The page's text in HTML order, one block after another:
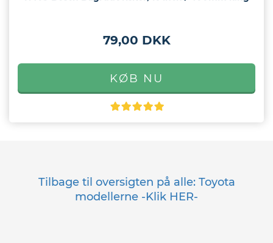
79,00 DKK
Tilbage til oversigten på alle: Toyota
modellerne -Klik HER-